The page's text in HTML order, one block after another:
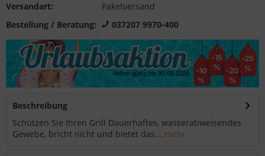
Versandart:
Paketversand
Bestellung / Beratung:
037207 9970-400
Beschreibung
Schützen Sie Ihren Grill Dauerhaftes, wasserabweisendes
Gewebe, bricht nicht und bietet das... mehr